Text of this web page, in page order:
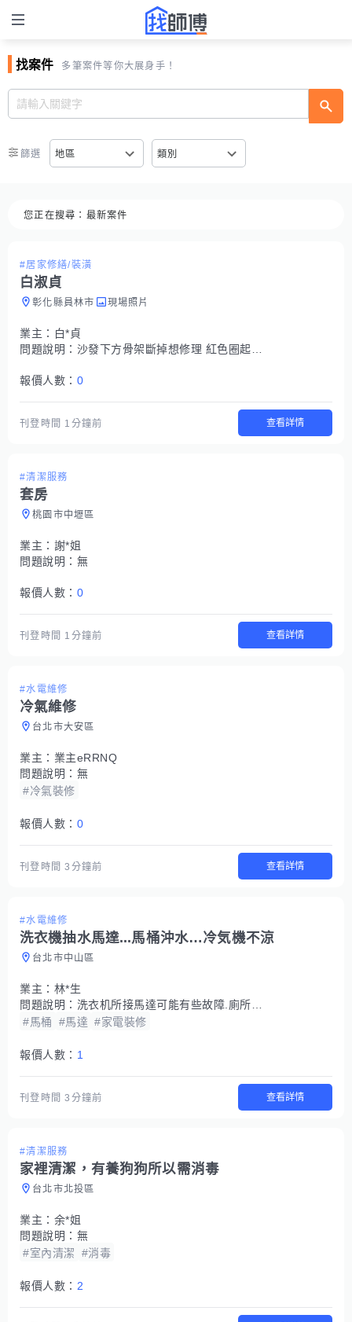
找案件 多筆案件等你大展身手！
篩選 地區 類別
您正在搜尋： 最新案件
#居家修繕/裝潢
白淑貞
彰化縣員林市 現場照片
業主： 白*貞
問題說明： 沙發下方骨架斷掉想修理 紅色圈起來的地方
報價人數： 0
刊登時間 1分鐘前 查看詳情
#清潔服務
套房
桃園市中壢區
業主： 謝*姐
問題說明： 無
報價人數： 0
刊登時間 1分鐘前 查看詳情
#水電維修
冷氣維修
台北市大安區
業主： 業主eRRNQ
問題說明： 無
#冷氣裝修
報價人數： 0
刊登時間3分鐘前 查看詳情
#水電維修
洗衣機抽水馬達...馬桶沖水…冷気機不涼
台北市中山區
業主： 林*生
問題說明： 洗衣机所接馬達可能有些故障.廁所馬桶按壓故障.冷気機不涼
#馬桶
#馬達 #家電裝修
報價人數： 1
刊登時間3分鐘前 查看詳情
#清潔服務
家裡清潔，有養狗狗所以需消毒
台北市北投區
業主： 余*姐
問題說明： 無
#室內清潔
#消毒
報價人數： 2